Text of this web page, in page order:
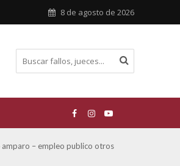
8 de agosto de 2026
amparo – empleo publico otros